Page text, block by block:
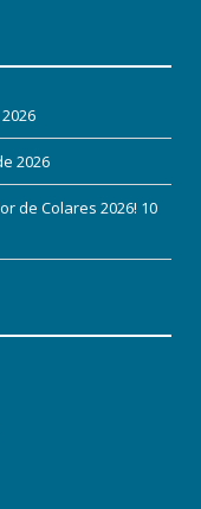
2026
de Colares 2026! 10